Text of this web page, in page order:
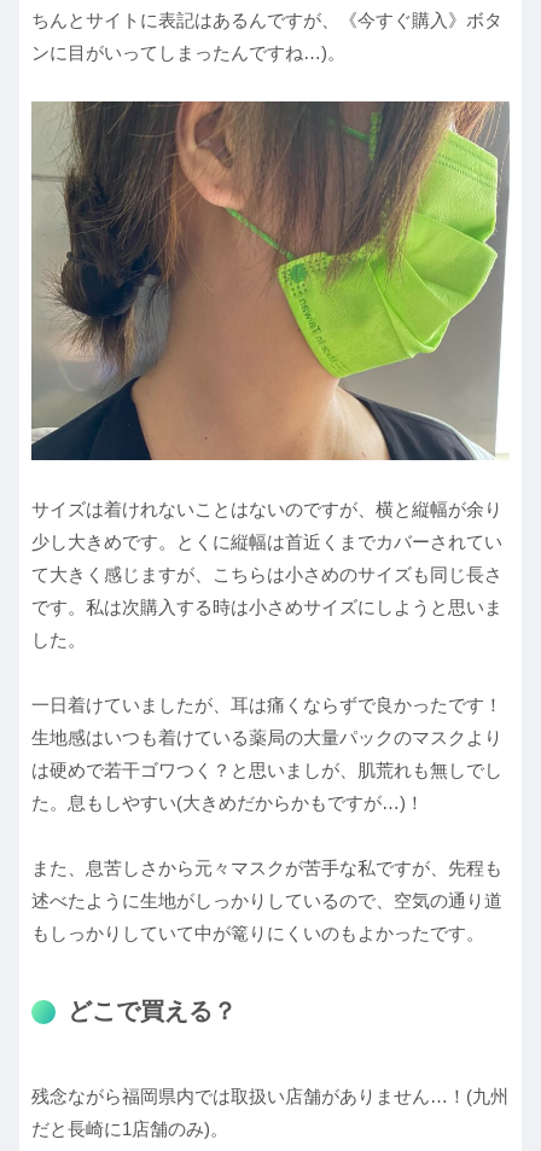
ちんとサイトに表記はあるんですが、《今すぐ購入》ボタ
ンに目がいってしまったんですね…)。
サイズは着けれないことはないのですが、横と縦幅が余り
少し大きめです。とくに縦幅は首近くまでカバーされてい
て大きく感じますが、こちらは小さめのサイズも同じ長さ
です。私は次購入する時は小さめサイズにしようと思いま
した。
一日着けていましたが、耳は痛くならずで良かったです！
生地感はいつも着けている薬局の大量パックのマスクより
は硬めで若干ゴワつく？と思いましが、肌荒れも無しでし
た。息もしやすい(大きめだからかもですが…)！
また、息苦しさから元々マスクが苦手な私ですが、先程も
述べたように生地がしっかりしているので、空気の通り道
もしっかりしていて中が篭りにくいのもよかったです。
どこで買える？
残念ながら福岡県内では取扱い店舗がありません…！(九州
だと長崎に1店舗のみ)。